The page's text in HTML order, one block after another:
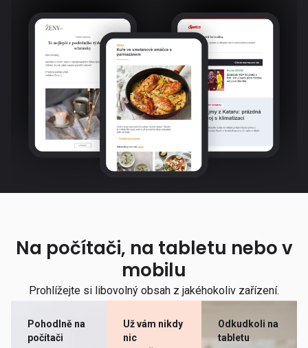
Na počítači, na tabletu nebo v
mobilu
Prohlížejte si libovolný obsah z jakéhokoliv zařízení.
Pohodlně na
počítači
Už vám nikdy
nic
Odkudkoli na
tabletu